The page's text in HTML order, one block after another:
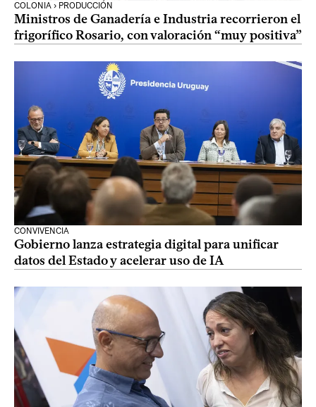
COLONIA › PRODUCCIÓN
Ministros de Ganadería e Industria recorrieron el
frigorífico Rosario, con valoración “muy positiva”
CONVIVENCIA
Gobierno lanza estrategia digital para unificar
datos del Estado y acelerar uso de IA